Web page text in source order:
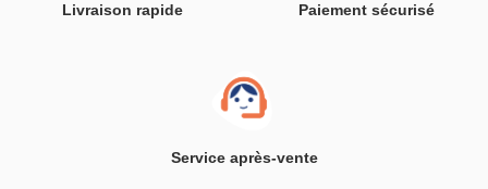
Livraison rapide Paiement sécurisé
Service après-vente